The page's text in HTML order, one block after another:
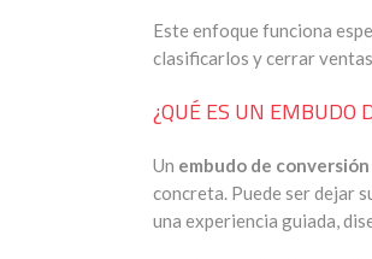
Este enfoque funciona
clasificarlos y cerrar
¿QUÉ ES UN EMBUDO
Un embudo de conversión
concreta. Puede ser dejar
una experiencia guiada,